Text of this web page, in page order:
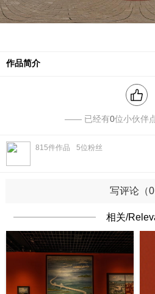
作品简介
—— 已经有0位小伙伴
815件作品 5位粉丝
写评论（0
相关/